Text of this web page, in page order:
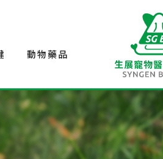
動物藥品